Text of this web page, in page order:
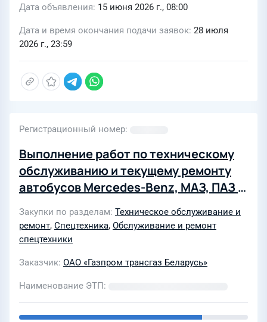
Дата объявления 15 июня 2026 г., 08:00
Дата и время окончания подачи заявок 28 июля
2026 г., 23:59
Регистрационный номер
Выполнение работ по техническому
обслуживанию и текущему ремонту
автобусов Mercedes-Benz, МАЗ, ПАЗ в
интересах ОАО «Газпром трансгаз
Беларусь» в 2027 году
Закупки по разделам Техническое обслуживание и
ремонт, Спецтехника, Обслуживание и ремонт
спецтехники
Заказчик ОАО «Газпром трансгаз Беларусь»
Наименование ЭТП